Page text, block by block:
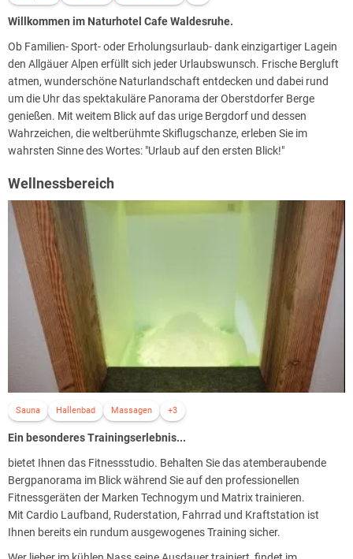
Willkommen im Naturhotel Cafe Waldesruhe.
Ob Familien- Sport- oder Erholungsurlaub- dank einzigartiger Lagein
den Allgäuer Alpen erfüllt sich jeder Urlaubswunsch. Frische Bergluft
atmen, wunderschöne Naturlandschaft entdecken und dabei rund
um die Uhr das spektakuläre Panorama der Oberstdorfer Berge
genießen. Mit weitem Blick auf das urige Bergdorf und dessen
Wahrzeichen, die weltberühmte Skiflugschanze, erleben Sie im
wahrsten Sinne des Wortes: "Urlaub auf den ersten Blick!"
Wellnessbereich
Sauna Hallenbad Massagen +3
Ein besonderes Trainingserlebnis...
bietet Ihnen das Fitnessstudio. Behalten Sie das atemberaubende
Bergpanorama im Blick während Sie auf den professionellen
Fitnessgeräten der Marken Technogym und Matrix trainieren.
Mit Cardio Laufband, Ruderstation, Fahrrad und Kraftstation ist
Ihnen bereits ein rundum ausgewogenes Training sicher.